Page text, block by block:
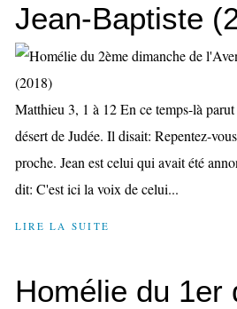
Jean-Baptiste
Matthieu 3, 1 à 12 En ce temps-là
désert de Judée. Il disait: Repentez-
proche. Jean est celui qui avait été
dit: C'est ici la voix de celui...
LIRE LA SUITE
Homélie du 1er